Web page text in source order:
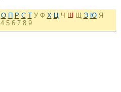
О П Р С Т У Ф Х Ц Ч Ш Щ Э Ю Я
4 5 6 7 8 9